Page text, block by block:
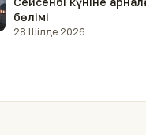
бөлімі
28 Шілде 2026